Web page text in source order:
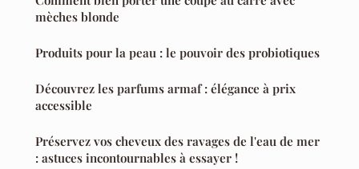
mèches blonde
Produits pour la peau : le pouvoir des probiotiques
Découvrez les parfums armaf : élégance à prix
accessible
Préservez vos cheveux des ravages de l'eau de mer
: astuces incontournables à essayer !